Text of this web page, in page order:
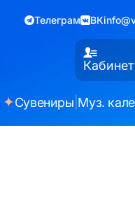
Телеграм ВК
✦Сувениры Муз.